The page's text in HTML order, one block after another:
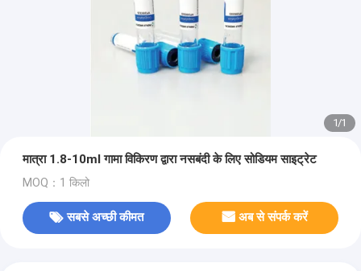
1/1
मात्रा 1.8-10ml गामा विकिरण द्वारा नसबंदी के लिए सोडियम साइट्रेट
MOQ：1 किलो
सबसे अच्छी कीमत अब से संपर्क करें